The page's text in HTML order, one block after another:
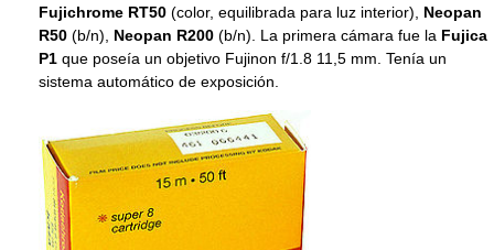
Fujichrome RT50 (color, equilibrada para luz interior), Neopan
R50 (b/n), Neopan R200 (b/n). La primera cámara fue la Fujica
P1 que poseía un objetivo Fujinon f/1.8 11,5 mm. Tenía un
sistema automático de exposición.